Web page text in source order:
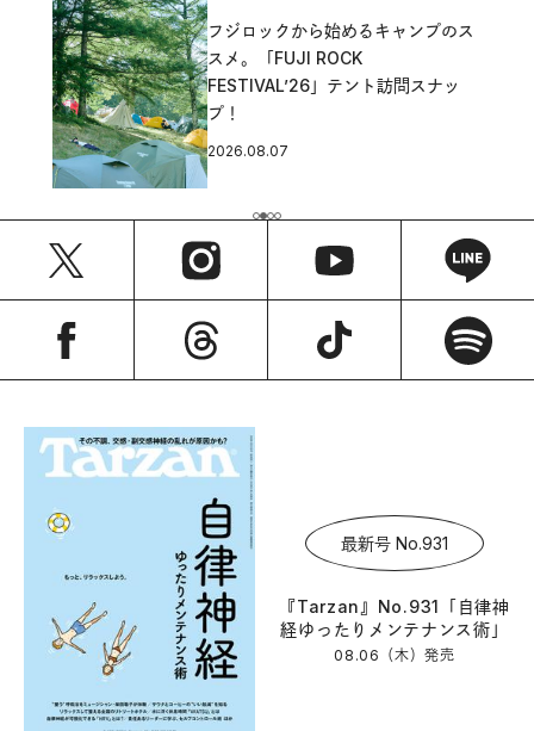
フジロックから始めるキャンプのス
スメ。「FUJI ROCK
FESTIVAL’26」テント訪問スナッ
プ！
2026.08.07
最新号 No.931
『Tarzan』No.931「自律神
経ゆったりメンテナンス術」
08.06（木）発売